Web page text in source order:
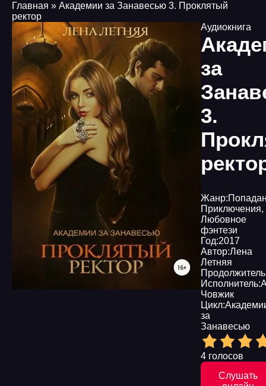
Главная » Академии за Занавесью 3. Проклятый
ректор
Аудиокнига
за
3.
Жанр:
Приключения,
Любовное
фэнтези
Год:2017
Автор:Лена
Летняя
Исполнитель:
Човжик
Цикл:
за
Занавесью
4 голосов
Слушать